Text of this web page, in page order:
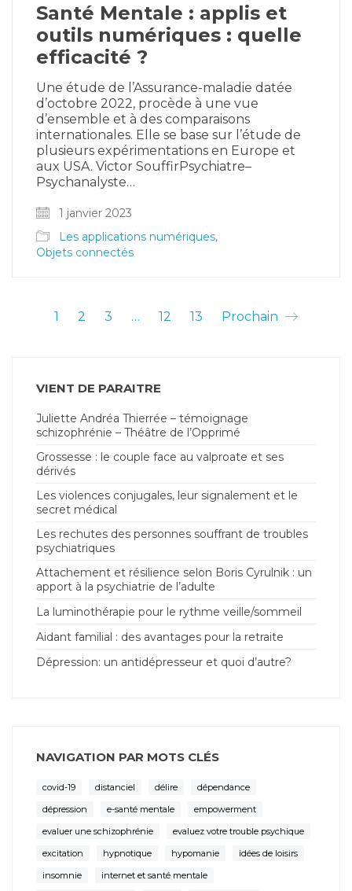
Santé Mentale : applis et
outils numériques : quelle
efficacité ?
Une étude de l’Assurance-maladie datée
d’octobre 2022, procède à une vue
d’ensemble et à des comparaisons
internationales. Elle se base sur l’étude de
plusieurs expérimentations en Europe et
aux USA. Victor SouffirPsychiatre–
Psychanalyste…
1 janvier 2023
Les applications numériques,
Objets connectés
1 2 3 … 12 13 Prochain
VIENT DE PARAITRE
Juliette Andréa Thierrée – témoignage
schizophrénie – Théâtre de l’Opprimé
Grossesse : le couple face au valproate et ses
dérivés
Les violences conjugales, leur signalement et le
secret médical
Les rechutes des personnes souffrant de troubles
psychiatriques
Attachement et résilience selon Boris Cyrulnik : un
apport à la psychiatrie de l’adulte
La luminothérapie pour le rythme veille/sommeil
Aidant familial : des avantages pour la retraite
Dépression: un antidépresseur et quoi d’autre?
NAVIGATION PAR MOTS CLÉS
covid-19 distanciel délire
dépendance
dépression
e-santé mentale
empowerment
evaluer une schizophrénie
evaluez votre trouble psychique
excitation
hypnotique hypomanie
idées de loisirs
insomnie
internet et santé mentale